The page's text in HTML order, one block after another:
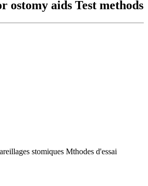
ostomy aids Test methods
stomiques Mthodes d'essai